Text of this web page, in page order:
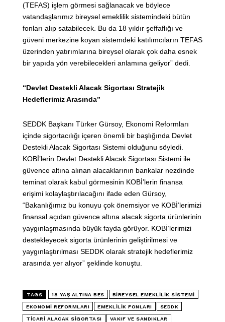
(TEFAS) işlem görmesi sağlanacak ve böylece
vatandaşlarımız bireysel emeklilik sistemindeki bütün
fonları alıp satabilecek. Bu da 18 yıldır şeffaflığı ve
güveni merkezine koyan sistemdeki katılımcıların TEFAS
üzerinden yatırımlarına bireysel olarak çok daha esnek
bir yapıda yön verebilecekleri anlamına geliyor” dedi.
“Devlet Destekli Alacak Sigortası Stratejik
Hedeflerimiz Arasında”
SEDDK Başkanı Türker Gürsoy, Ekonomi Reformları
içinde sigortacılığı içeren önemli bir başlığında Devlet
Destekli Alacak Sigortası Sistemi olduğunu söyledi.
KOBİ’lerin Devlet Destekli Alacak Sigortası Sistemi ile
güvence altına alınan alacaklarının bankalar nezdinde
teminat olarak kabul görmesinin KOBİ’lerin finansa
erişimi kolaylaştırılacağını ifade eden Gürsoy,
“Bakanlığımız bu konuyu çok önemsiyor ve KOBİ’lerimizi
finansal açıdan güvence altına alacak sigorta ürünlerinin
yaygınlaşmasında büyük fayda görüyor. KOBİ’lerimizi
destekleyecek sigorta ürünlerinin geliştirilmesi ve
yaygınlaştırılması SEDDK olarak stratejik hedeflerimiz
arasında yer alıyor” şeklinde konuştu.
TAGS 18 YAŞ ALTINA BES BIREYSEL EMEKLILIK SISTEMI
EKONOMI REFORMLARI EMEKLILIK FONLARI SEDDK
TICARI ALACAK SIGORTASI VAKIF VE SANDIKLAR